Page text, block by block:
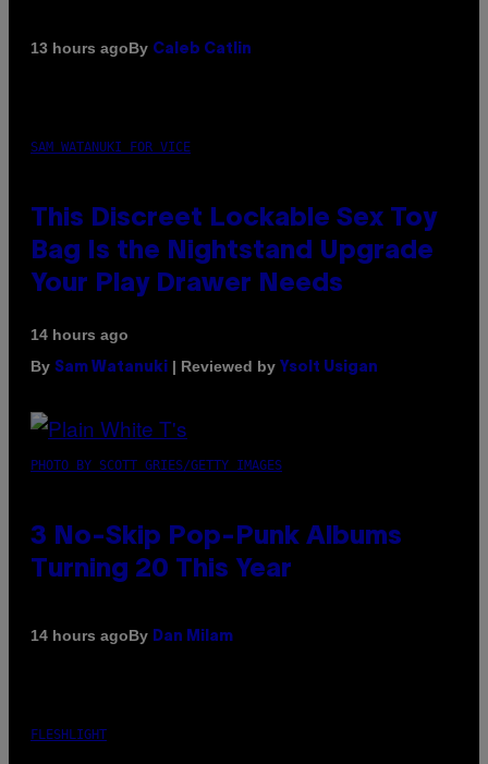
13 hours agoBy Caleb Catlin
SAM WATANUKI FOR VICE
This Discreet Lockable Sex Toy
Bag Is the Nightstand Upgrade
Your Play Drawer Needs
14 hours ago
By Sam Watanuki | Reviewed by Ysolt Usigan
PHOTO BY SCOTT GRIES/GETTY IMAGES
3 No-Skip Pop-Punk Albums
Turning 20 This Year
14 hours agoBy Dan Milam
FLESHLIGHT